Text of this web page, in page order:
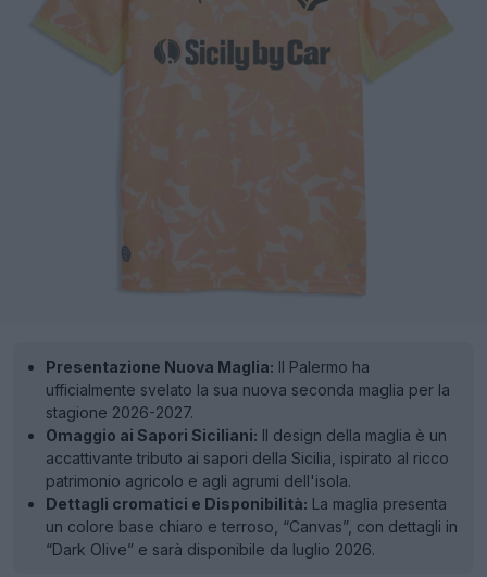
Presentazione Nuova Maglia: Il Palermo ha
ufficialmente svelato la sua nuova seconda maglia per la
stagione 2026-2027.
Omaggio ai Sapori Siciliani: Il design della maglia è un
accattivante tributo ai sapori della Sicilia, ispirato al ricco
patrimonio agricolo e agli agrumi dell'isola.
Dettagli cromatici e Disponibilità: La maglia presenta
un colore base chiaro e terroso, “Canvas”, con dettagli in
“Dark Olive” e sarà disponibile da luglio 2026.